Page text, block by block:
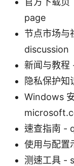
page
节点市场
discussion
新闻与教
隐私保护
Windows
速查指南 -
使用与配
测速工具 -